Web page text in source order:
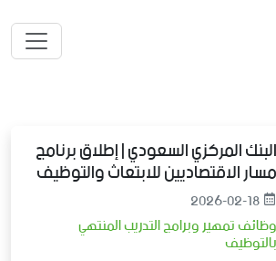
البنك المركزي السعودي | إطلاق برنامج
مسار الاقتصاديين للابتعاث والتوظيف
2026-02-18
وظائف تمهير وبرامج التدريب المنتهي
بالتوظيف